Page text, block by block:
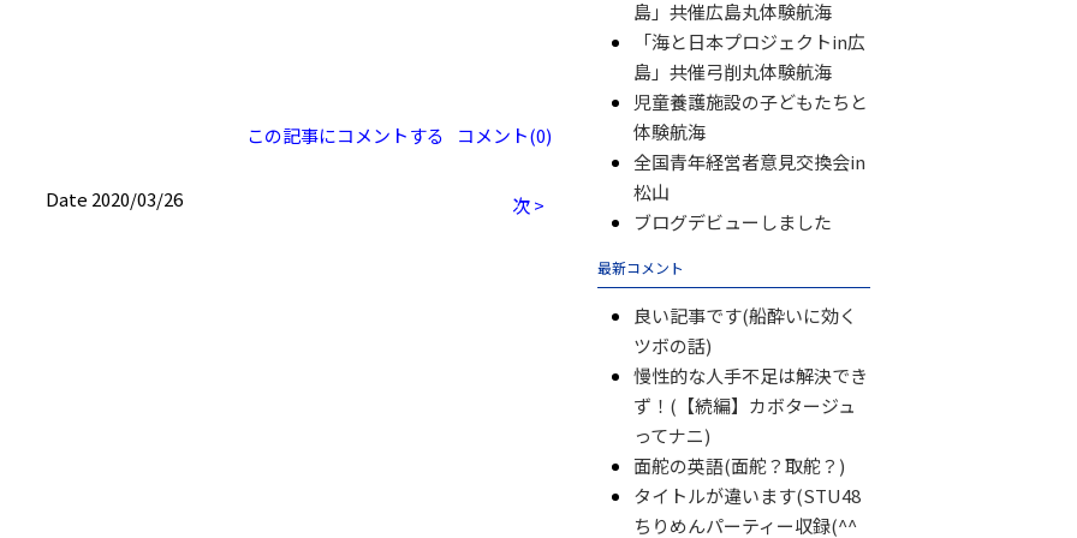
この記事にコメントする コメント(0)
次 >
Date 2020/03/26
島」共催広島丸体験航海
「海と日本プロジェクトin広
島」共催弓削丸体験航海
児童養護施設の子どもたちと
体験航海
全国青年経営者意見交換会in
松山
ブログデビューしました
最新コメント
良い記事です(船酔いに効く
ツボの話)
慢性的な人手不足は解決でき
ず！(【続編】カボタージュ
ってナニ)
面舵の英語(面舵？取舵？)
タイトルが違います(STU48
ちりめんパーティー収録(^^